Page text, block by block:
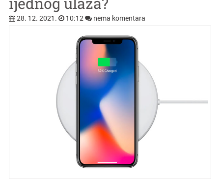
28. 12. 2021. 10:12 nema komentara